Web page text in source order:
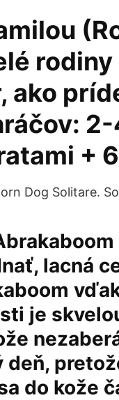
ako
+
Dog Solitare.
lacná
je
do kože